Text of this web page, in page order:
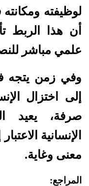
لوظيفته
أن هذا الربط
علمي مباشر
وفي زمن يتجه
إلى اختزال
صرفة، يعيد
الإنسانية
معنى وغاية.
المراجع: